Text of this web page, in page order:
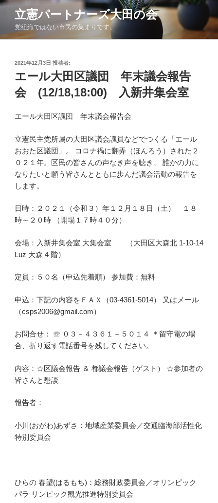
コ
ン
立憲パートナーズ大田の会
党組織ではない市民の集まりです。
投
日:
2021年12月3日 投稿者:
エール大田区議団 年末議会報告
会 (12/18,18:00) 入新井集会室
エール大田区議団 年末議会報告会
立憲民主党所属の大田区議会議員などでつくる「エール
おおた区議団」。 コロナ禍に翻弄（ほんろう）された２
０２１年。区民の皆さんの声なき声を聴き、 誰かの力に
なりたいと願う皆さんとともに歩んだ議会活動の報告を
します。
日時：２０２１（令和３）年１２月１８日（土） １８
時～２０時 （開場１７時４０分）
会場：入新井集会室 大集会室 （大田区大森北 1-10-14
Luz 大森 4 階）
定員：５０名（申込先着順） 参加費：無料
申込：下記の内容をＦＡＸ（03-4361-5014） 又はメール
（csps2006@gmail.com）
お問合せ： ☏ ０３－４３６１－５０１４ ＊留守電の場
合、折り返す電話番号を残してください。
内容：☆区議会報告 ＆ 都議会報告（ゲスト） ☆参加者の
皆さんと懇談
報告者：
小川(おがわ)あずさ：地域産業委員会／交通臨海部活性化
特別委員会
ひらの 春望(はるもち)： 総務財政委員会／オリンピック
パラ リンピック観光推進特別委員会